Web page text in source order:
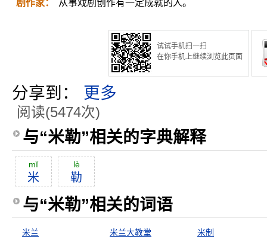
剧作家： 从事戏剧创作有一定成就的人。
试试手机扫一扫
在你手机上继续浏览此页面
分享到： 更多
阅读(5474次)
与“米勒”相关的字典解释
mĭ
米
lè
勒
与“米勒”相关的词语
米兰 米兰大教堂
米制